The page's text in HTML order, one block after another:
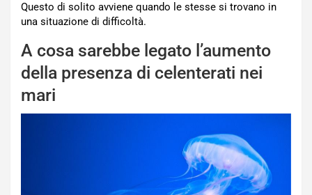
Questo di solito avviene quando le stesse si trovano in
una situazione di difficoltà.
A cosa sarebbe legato l’aumento
della presenza di celenterati nei
mari